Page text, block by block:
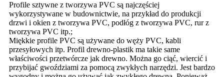
Profile sztywne z tworzywa PVC są najczęściej
wykorzystywane w budownictwie, na przykład do produkcji
drzwi i okien z tworzywa PVC, podłóg z tworzywa PVC, rur z
tworzywa PVC itp.;
Miękkie profile PVC są używane do węży PVC, kabli
przesyłowych itp. Profil drewno-plastik ma takie same
właściwości przetwórcze jak drewno. Można go ciąć, wiercić i
przybijać gwoździami za pomocą zwykłych narzędzi. Jest bardzo